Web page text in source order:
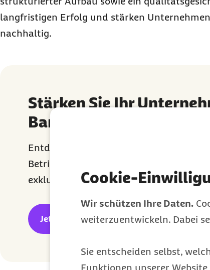
Cookie-
Wir schützen Ihre Daten.
weiterzuentwickeln. Dabei
Sie entscheiden selbst,
Funktionen unserer
langfristigen Erfolg und stärken
nachhaltig.
Stärken Sie Ihr
Barmer Firmen-
Entdecken Sie
Betrieben sofort umsetzen lassen und
exklusiven Tools, um Ressourcen
Jetzt anmelden